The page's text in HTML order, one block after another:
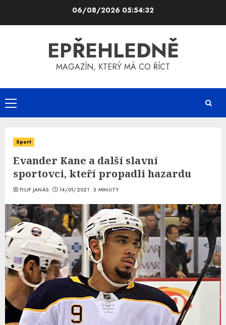
06/08/2026 05:54:33
EPŘEHLEDNĚ
MAGAZÍN, KTERÝ MÁ CO ŘÍCT
Primary
Menu
Sport
Evander Kane a další slavní
sportovci, kteří propadli hazardu
FILIP JANÁS 14/01/2021 3 MINUTY